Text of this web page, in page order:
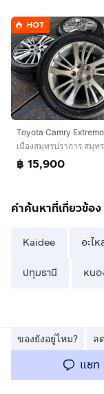
HOT
เมืองสมุทรปราการ สมุท
฿ 15,900
คำค้นหาที่เกี่ยวข้อง
Kaidee อะไ
ปทุมธานี หนอ
ของยังอยู่ไหม? ล
แชท